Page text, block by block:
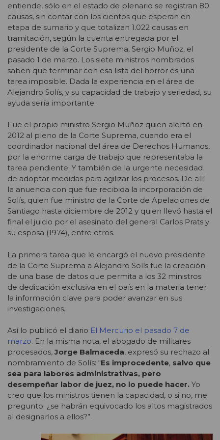
entiende, sólo en el estado de plenario se registran 80
causas, sin contar con los cientos que esperan en
etapa de sumario y que totalizan 1.022 causas en
tramitación, según la cuenta entregada por el
presidente de la Corte Suprema, Sergio Muñoz, el
pasado 1 de marzo. Los siete ministros nombrados
saben que terminar con esa lista del horror es una
tarea imposible. Dada la experiencia en el área de
Alejandro Solís, y su capacidad de trabajo y seriedad, su
ayuda sería importante.
Fue el propio ministro Sergio Muñoz quien alertó en
2012 al pleno de la Corte Suprema, cuando era el
coordinador nacional del área de Derechos Humanos,
por la enorme carga de trabajo que representaba la
tarea pendiente. Y también de la urgente necesidad
de adoptar medidas para agilizar los procesos. De allí
la anuencia con que fue recibida la incorporación de
Solís, quien fue ministro de la Corte de Apelaciones de
Santiago hasta diciembre de 2012 y quien llevó hasta el
final el juicio por el asesinato del general Carlos Prats y
su esposa (1974), entre otros.
La primera tarea que le encargó el nuevo presidente
de la Corte Suprema a Alejandro Solís fue la creación
de una base de datos que permita a los 32 ministros
de dedicación exclusiva en el país en la materia tener
la información clave para poder avanzar en sus
investigaciones.
Así lo publicó el diario El Mercurio el pasado 7 de
marzo. En la misma nota, el abogado de militares
procesados,Jorge Balmaceda, expresó su rechazo al
nombramiento de Solís: “Es improcedente, salvo que
sea para labores administrativas, pero
desempeñar labor de juez, no lo puede hacer. Yo
creo que los ministros tienen la capacidad, o si no, me
pregunto: ¿se habrán equivocado los altos magistrados
al designarlos a ellos?”.